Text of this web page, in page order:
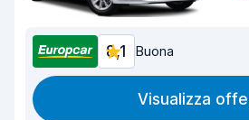
8,1 Buona
Visualizza